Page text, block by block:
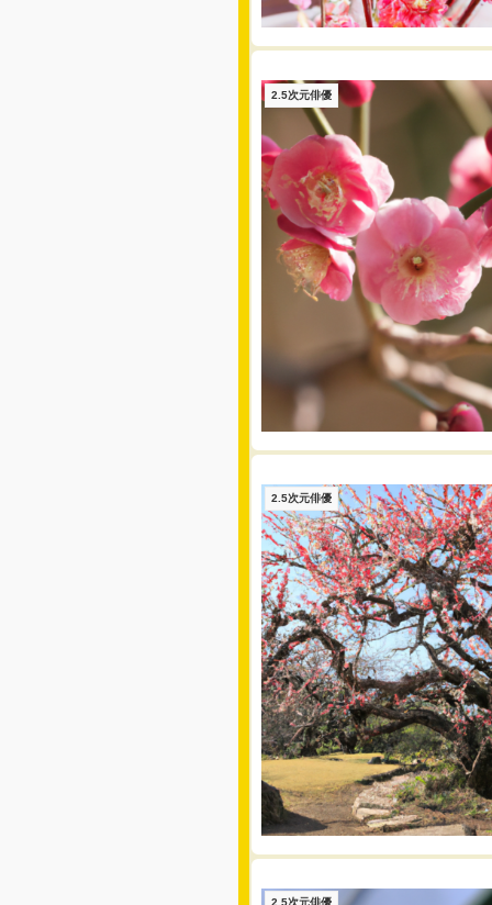
2.5次元俳優
2.5次元俳優
2.5次元俳優